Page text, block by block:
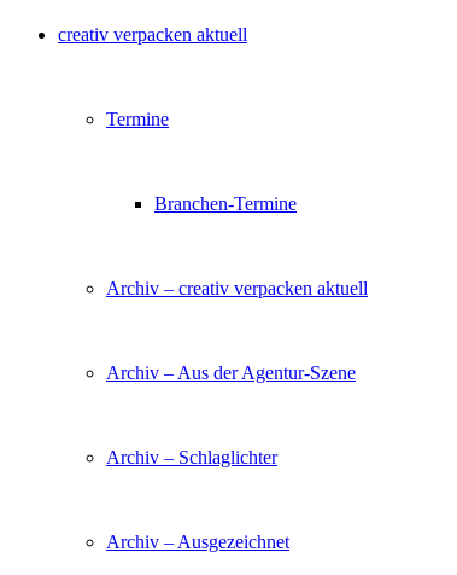
creativ verpacken aktuell
Termine
Branchen-Termine
Archiv – creativ verpacken aktuell
Archiv – Aus der Agentur-Szene
Archiv – Schlaglichter
Archiv – Ausgezeichnet